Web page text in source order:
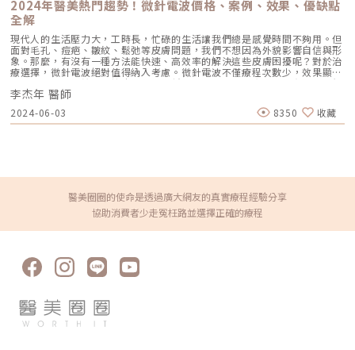
務密度。圖/聖宜診所提供。2024聖宜品牌大使許藍方首度現身 最美博士開
示伴侶「性」福小撇步聖宜診所年度品牌大使許藍方，今日也在聖宜板橋館
的開幕活動中公開亮相，第一次擔任醫美品牌大使，許藍方大方分享自己的
醫美與保養經驗，並提到在聖宜診所進行保養，從諮詢到施打的過程都相當
清楚專業，令人非常安心。此外，對兩性關係有獨到見解的許藍方博士也不
忘現場開示，伴侶要幸福除了雙方時刻充實自己的內在提升魅力之外，外在
的吸引力也要好好打理，才能維持完美的第一印象，而選擇適合自己的醫美
保養就是可以快速提升自己外在吸引力的好撇步。此外，許藍方也說：「認
識自己的身體是很重要的一件事情，不管生理或心理找到讓自己跟另外一半
開心的方式都是必須的，成為醫美代言人之後我才知道原來私密處保養療程
不是只有雷射除毛，還可以透過電波療程來讓私密處變得緊緻又亮白，私密
處就像我們女生的第二張臉，好好照顧才能更加認識自己的身體。」關於聖
女性。而結合兩字而成的Saint Eir代表著我們誠信服務、愛人如愛己的敬業
精神，全心為廣大追求極致美的現代女性創造奇蹟。 館別 電話 地址 聖宜診
忠孝) 02-8772-5021 台北市敦化南路一段232巷8號1樓 聖宜診所(新北板
中壢區新生路145號 聖宜診所(新竹) 03-528-0858 新竹市中華路二段456
護理與生活習慣。掌握正確方法，就能有效減少掉髮，重現濃密秀髮。 調
整荷爾蒙平衡 若掉髮與更年期、懷孕、生產或多囊性卵巢症候群（PCOS）
有關，建議諮詢醫師，透過適當的荷爾蒙調整或營養補充來改善。 補充關
鍵營養 缺乏蛋白質、鐵質、維生素B群、鋅等營養素，會影響毛髮生長。多
攝取富含這些成分的食物，如深綠色蔬菜、堅果、魚類及豆類，有助於強健
髮根。 維護頭皮健康 選擇溫和的洗髮產品，避免過度清潔或過量使用造型
產品，防止頭皮受損。搭配頭皮按摩，可促進血液循環，幫助毛囊健康運
作。 減少壓力與調整作息 壓力與睡眠不足可能導致「休止期掉髮」。透過
運動、瑜珈、冥想等方式舒緩壓力，並確保充足睡眠，有助於維持毛囊活
性。 減少過度造型傷害 盡量避免頻繁燙染、漂髮及使用高溫造型工具，讓
頭髮有足夠的修復時間，減少物理性傷害導致的掉髮。 調整髮型與護理習
得醫學認可的外用生髮產品，能夠刺激毛囊、延長頭髮生長期，幫助維持髮
緩落髮速度，讓新生髮絲更加健康。使用這類藥物前，建議先諮詢醫師，確
保適合自己的體質與需求。低能量雷射治療（LLLT）低能量雷射治療
（LLLT）透過特定波長的雷射光，直接作用於頭皮，促進毛囊活化與血液循
環，讓養分更容易傳遞至髮根，進而增強生長能力。過程無創、無痛，適合
果。自體血小板血漿（PRP）是利用自身血液中的生長因子，透過離心技術
濃縮後，再注射回頭皮，以活化毛囊、刺激毛髮生長。這項療程能改善髮絲
稀疏問題，強化頭皮環境，使毛囊維持更健康的狀態。PRP通常搭配生髮藥
閱讀：紋髮是什麼？該做紋髮還是植髮好？帶你認識兩者功效有何不同PRP
生髮治療有效嗎？5分鐘瞭解原理、好處及適用族群植髮後還會掉嗎？5個落
髮原因、照護重點解析，維持植髮效果女性禿頭雖然令人困擾，但絕非無法
2024年醫美熱門趨勢！微針電波價格、案例、效果、優缺點
全解
現代人的生活壓力大，工時長，忙碌的生活讓我們總是感覺時間不夠用。但
面對毛孔、痘疤、皺紋、鬆弛等皮膚問題，我們不想因為外貌影響自信與形
象。那麼，有沒有一種方法能快速、高效率的解決這些皮膚困擾呢？對於治
療選擇，微針電波絕對值得納入考慮。微針電波不僅療程次數少，效果顯
著，而且相比傳統電波拉皮，費用更低。今年上半年，市場上已有五到六個
不同品牌的微針電波相繼推出，由此可見受歡迎的程度非同一般。那麼，微
針電波到底是什麼？它有哪些優缺點？市面上的微針電波品牌有什麼區別？
價格又是多少？實際案例效果如何？接下來，我將解析這些疑問，讓你更了
解微針電波。什麼是微針電波？微針電波是一種結合微針與電波技術的醫學
操作經驗，治療深度達8mm時能深入到脂肪層，不僅對較豐滿的臉部有更
好的緊緻效果，還能改善妊娠紋、肥胖紋等身體紋路問題。此外，微針電波
還能提拉和塑造臉部輪廓，改善頸紋及其他身體紋路。療程中，微針釋放的
緻。 減少皺紋透過微針將能量傳遞到皮膚深層，刺激膠原蛋白新生，使皮
膚更加緊緻飽滿，減少皺紋的出現。多次療程後，皺紋會逐漸減少，皮膚恢
對頸部肌膚進行治療，促進真皮層和基底膜的改善，刺激膠原蛋白再生，有
效緊緻頸部肌膚，改善頸紋。 深度收緊SMAS層微針電波的微針能夠精準地
進入皮膚深層，而電波能夠在皮膚內部產生熱能，並刺激SMAS層，促進膠
李杰年 醫師
2024-06-03 8350 收藏
醫美圈圈的使命是透過廣大網友的真實療程經驗分享
協助消費者少走冤枉路並選擇正確的療程